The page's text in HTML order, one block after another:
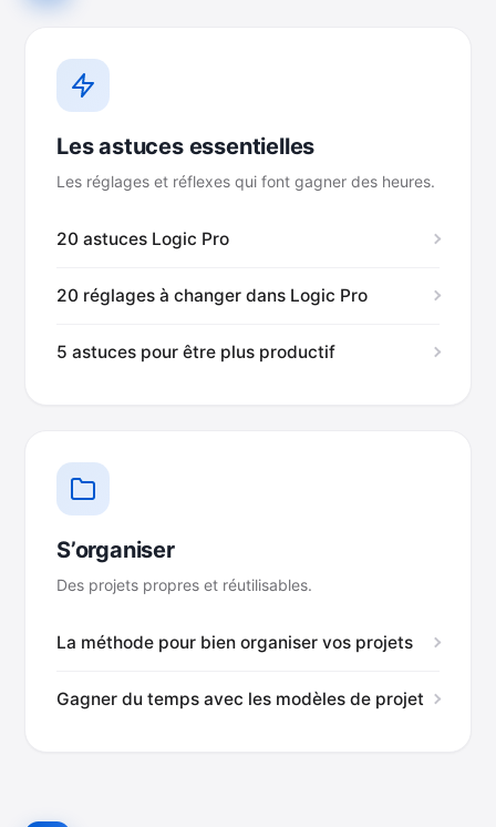
Les astuces essentielles
Les réglages et réflexes qui font gagner des heures.
20 astuces Logic Pro
20 réglages à changer dans Logic Pro
5 astuces pour être plus productif
S’organiser
Des projets propres et réutilisables.
La méthode pour bien organiser vos projets
Gagner du temps avec les modèles de projet